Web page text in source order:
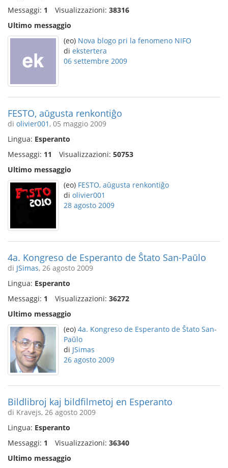
Messaggi: 1 Visualizzazioni: 38316
Ultimo messaggio
(eo) Nova blogo pri la fenomeno NIFO
di ekstertera
06 settembre 2009
FESTO, aŭgusta renkontiĝo
di olivier001 , 05 maggio 2009
Lingua: Esperanto
Messaggi: 11 Visualizzazioni: 50753
Ultimo messaggio
(eo) FESTO, aŭgusta renkontiĝo
di olivier001
28 agosto 2009
4a. Kongreso de Esperanto de Ŝtato San-Paŭlo
di JSimas, 26 agosto 2009
Lingua: Esperanto
Messaggi: 1 Visualizzazioni: 36272
Ultimo messaggio
(eo) 4a. Kongreso de Esperanto de Ŝtato San-
Paŭlo
di JSimas
26 agosto 2009
Bildlibroj kaj bildfilmetoj en Esperanto
di Kravejs, 26 agosto 2009
Lingua: Esperanto
Messaggi: 1 Visualizzazioni: 36340
Ultimo messaggio